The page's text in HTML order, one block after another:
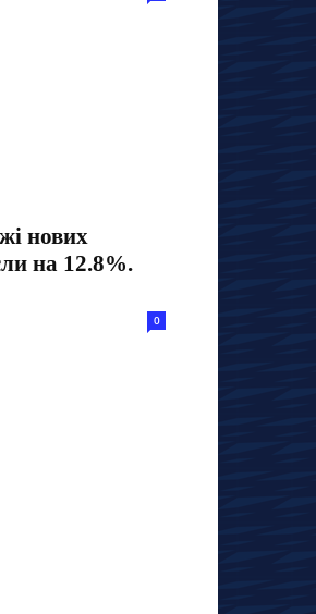
нових
на 12.8%.
0